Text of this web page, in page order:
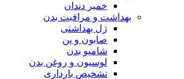
خمیر دندان
بهداشت و مراقبت بدن
ژل بهداشتی
صابون و پن
شامپو بدن
لوسیون و روغن بدن
تشخیص بارداری